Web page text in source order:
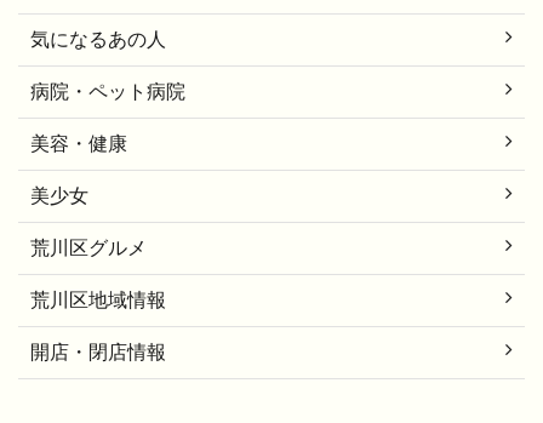
気になるあの人
病院・ペット病院
美容・健康
美少女
荒川区グルメ
荒川区地域情報
開店・閉店情報